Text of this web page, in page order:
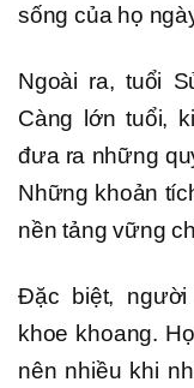
sống của họ
Ngoài ra, tuổi
Càng lớn tuổi,
đưa ra những
Những khoản
nền tảng vững
Đặc biệt,
khoe khoang.
nên nhiều khi